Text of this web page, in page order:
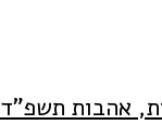
אהבות תשפ"ד